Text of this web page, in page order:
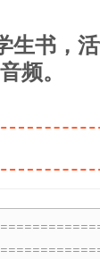
生书，
频。